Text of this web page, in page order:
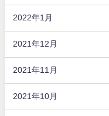
2022年1月
2021年12月
2021年11月
2021年10月